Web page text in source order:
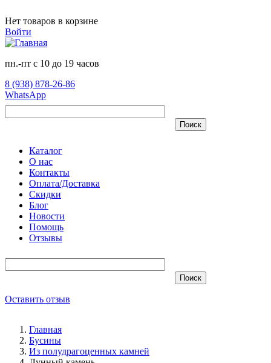
Нет товаров в корзине
Войти
пн.-пт с 10 до 19 часов
8 (938) 878-26-86
WhatsApp
Поиск
Каталог
О нас
Контакты
Оплата/Доставка
Скидки
Блог
Новости
Помощь
Отзывы
Поиск
Оставить отзыв
Главная
Бусины
Из полудрагоценных камней